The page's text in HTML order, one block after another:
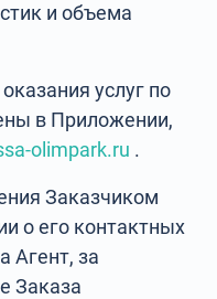
и объема
услуг по
в Приложении,
olimpark.ru .
Заказчиком
о его контактных
Агент, за
Заказа